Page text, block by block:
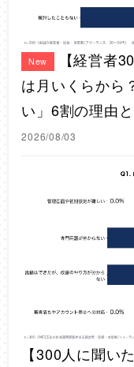
New
【経営者
は月いくらから
い」6割の理由
2026/08/03
【300人に聞い